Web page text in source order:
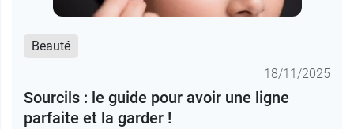
Beauté
18/11/2025
Sourcils : le guide pour avoir une ligne
parfaite et la garder !